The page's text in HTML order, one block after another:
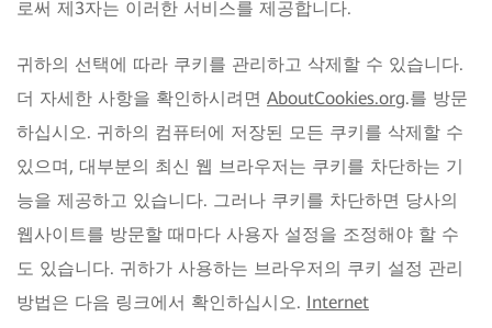
로써 제3자는 이러한 서비스를 제공합니다.
귀하의 선택에 따라 쿠키를 관리하고 삭제할 수 있습니다.
더 자세한 사항을 확인하시려면 AboutCookies.org.를 방문
하십시오. 귀하의 컴퓨터에 저장된 모든 쿠키를 삭제할 수
있으며, 대부분의 최신 웹 브라우저는 쿠키를 차단하는 기
능을 제공하고 있습니다. 그러나 쿠키를 차단하면 당사의
웹사이트를 방문할 때마다 사용자 설정을 조정해야 할 수
도 있습니다. 귀하가 사용하는 브라우저의 쿠키 설정 관리
방법은 다음 링크에서 확인하십시오. Internet